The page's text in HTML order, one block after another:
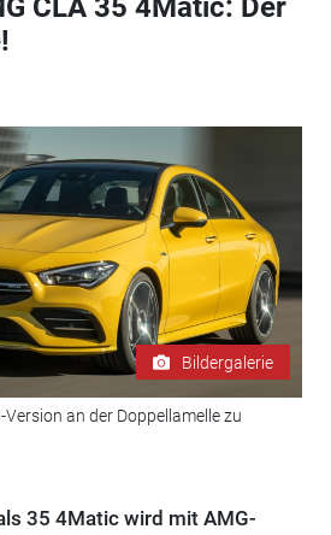
CLA 35 4Matic: Der
Bildergalerie
an der Doppellamelle zu
35 4Matic wird mit AMG-